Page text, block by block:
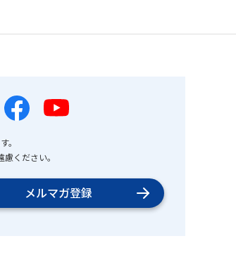
。
ください。
メルマガ登録